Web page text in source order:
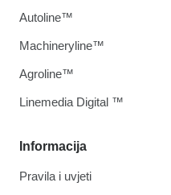
Informacija
Pravila i uvjeti
Autoline™
Machineryline™
Agroline™
Linemedia Digital ™